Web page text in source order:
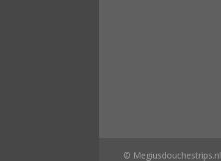
© Megiusdouchestrips.nl